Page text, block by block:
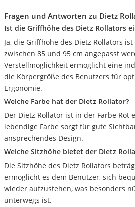
Fragen und Antworten zu Dietz
Ist die Griffhöhe des Dietz Rollators
Ja, die Griffhöhe des Dietz Rollators
zwischen 85 und 95 cm angepasst
Verstellmöglichkeit ermöglicht eine
die Körpergröße des Benutzers für
Ergonomie.
Welche Farbe hat der Dietz Rollator?
Der Dietz Rollator ist in der Farbe Rot
lebendige Farbe sorgt für gute
ansprechendes Design.
Welche Sitzhöhe bietet der Dietz
Die Sitzhöhe des Dietz Rollators
ermöglicht es dem Benutzer, sich
wieder aufzustehen, was besonders
unterwegs ist.